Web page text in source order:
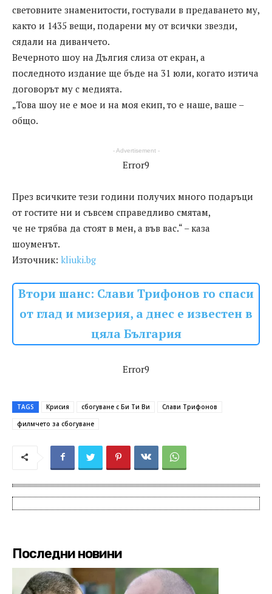
световните знаменитости, гостували в предаването му,
както и 1435 вещи, подарени му от всички звезди,
сядали на диванчето.
Вечерното шоу на Дългия слиза от екран, а
последното издание ще бъде на 31 юли, когато изтича
договорът му с медията.
„Това шоу не е мое и на моя екип, то е наше, ваше –
общо.
- Advertisement -
Error9
През всичките тези години получих много подаръци
от гостите ни и съвсем справедливо смятам,
че не трябва да стоят в мен, а във вас.“ – каза
шоуменът.
Източник: kliuki.bg
Втори шанс: Слави Трифонов го спаси
от глад и мизерия, а днес е известен в
цяла България
Error9
TAGS Крисия сбогуване с Би Ти Ви
Слави Трифонов
филмчето за сбогуване
Последни новини